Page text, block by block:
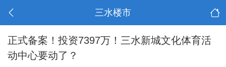
三水楼市
正式备案！投资7397万！三水新城文化体育活
动中心要动了？